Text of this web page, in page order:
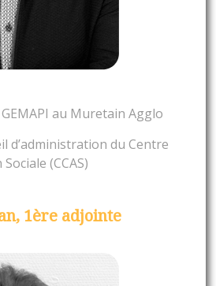
au Muretain Agglo
d’administration du Centre
(CCAS)
1ère adjointe